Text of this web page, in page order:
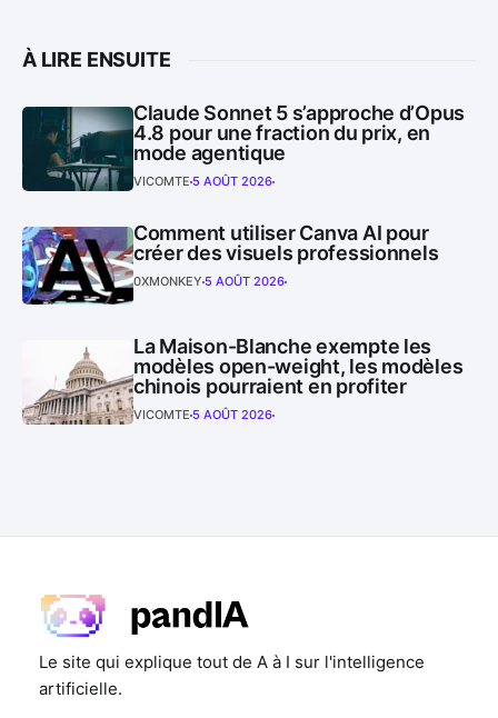
À LIRE ENSUITE
Claude Sonnet 5 s’approche d’Opus
4.8 pour une fraction du prix, en
mode agentique
VICOMTE 5 AOÛT 2026
Comment utiliser Canva AI pour
créer des visuels professionnels
0XMONKEY 5 AOÛT 2026
La Maison-Blanche exempte les
modèles open-weight, les modèles
chinois pourraient en profiter
VICOMTE 5 AOÛT 2026
Le site qui explique tout de A à I sur l'intelligence
artificielle.